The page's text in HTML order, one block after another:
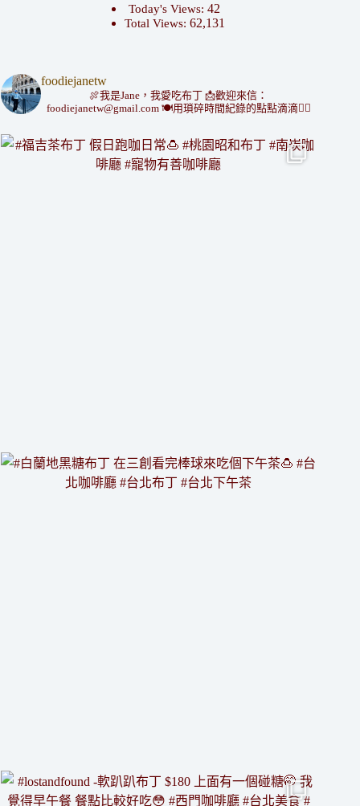
Today's Views:42
Total Views: 62,131
foodiejanetw
🍖我是Jane，我愛吃布丁 📩歡迎來信：
foodiejanetw@gmail.com🍽用瑣碎時間紀錄的點點滴滴👇🏻